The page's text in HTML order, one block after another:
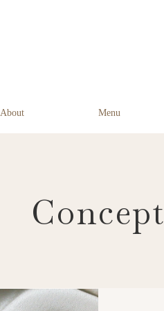
About Menu
Concept